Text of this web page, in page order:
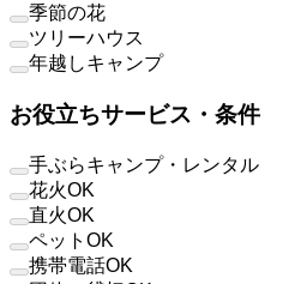
季節の花
ツリーハウス
年越しキャンプ
お役立ちサービス・条件
手ぶらキャンプ・レンタル
花火OK
直火OK
ペットOK
携帯電話OK